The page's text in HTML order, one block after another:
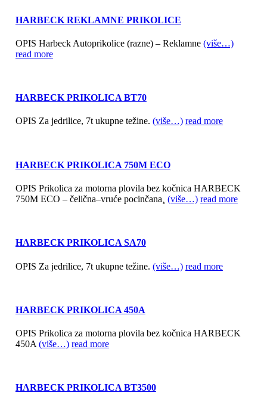
HARBECK REKLAMNE PRIKOLICE
OPIS Harbeck Autoprikolice (razne) – Reklamne (više…)
read more
HARBECK PRIKOLICA BT70
OPIS Za jedrilice, 7t ukupne težine. (više…) read more
HARBECK PRIKOLICA 750M ECO
OPIS Prikolica za motorna plovila bez kočnica HARBECK
750M ECO – čelična–vruće pocinčana¸ (više…) read more
HARBECK PRIKOLICA SA70
OPIS Za jedrilice, 7t ukupne težine. (više…) read more
HARBECK PRIKOLICA 450A
OPIS Prikolica za motorna plovila bez kočnica HARBECK
450A (više…) read more
HARBECK PRIKOLICA BT3500